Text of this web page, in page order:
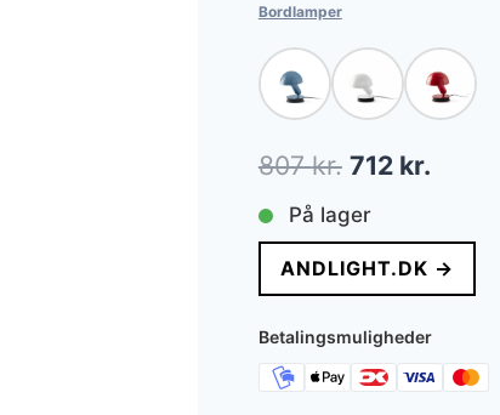
Bordlamper
807kr. Den
oprindelige
pris
var:
807 kr..
712 kr.Den
pris
er:
712
På lager
ANDLIGHT.DK →
Betalingsmuligheder